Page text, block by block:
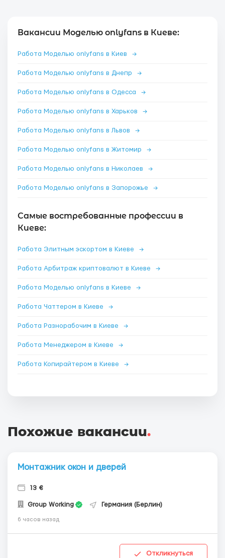
Вакансии Моделью onlyfans в Киеве:
Работа Моделью onlyfans в Киев →
Работа Моделью onlyfans в Днепр →
Работа Моделью onlyfans в Одесса →
Работа Моделью onlyfans в Харьков →
Работа Моделью onlyfans в Львов →
Работа Моделью onlyfans в Житомир →
Работа Моделью onlyfans в Николаев →
Работа Моделью onlyfans в Запорожье →
Самые востребованные профессии в
Киеве:
Работа Элитным эскортом в Киеве →
Работа Арбитраж криптовалют в Киеве →
Работа Моделью onlyfans в Киеве →
Работа Чаттером в Киеве →
Работа Разнорабочим в Киеве →
Работа Менеджером в Киеве →
Работа Копирайтером в Киеве →
Похожие вакансии.
Монтажник окон и дверей
13 €
Group Working Германия (Берлин)
6 часов назад
Откликнуться